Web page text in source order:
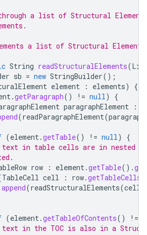
a list of Structural
a list of Structural Elements
String readStructuralElements(
sb = new StringBuilder();
element : elements)
{
.getParagraph() != null)
{
paragraphElement :
(readParagraphElement(
(element.getTable() != null)
{
in table cells are in nested
row : element.getTable().
TableCell cell : row.getTableCells
append(readStructuralElements(cell
(element.getTableOfContents() !=
in the TOC is also in a